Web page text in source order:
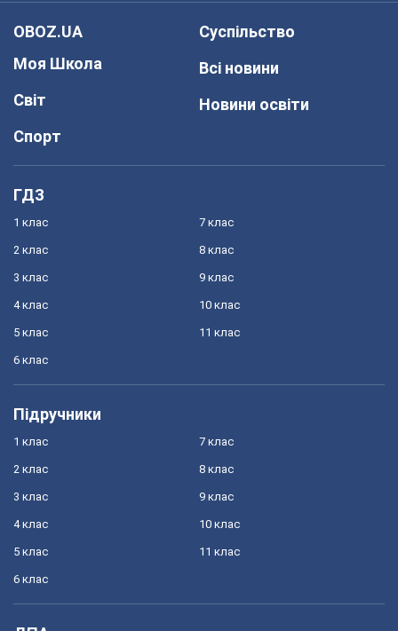
OBOZ.UA
Моя Школа
Світ
Спорт
Суспільство
Всі новини
Новини освіти
ГДЗ
1 клас
2 клас
3 клас
4 клас
5 клас
6 клас
7 клас
8 клас
9 клас
10 клас
11 клас
Підручники
1 клас
2 клас
3 клас
4 клас
5 клас
6 клас
7 клас
8 клас
9 клас
10 клас
11 клас